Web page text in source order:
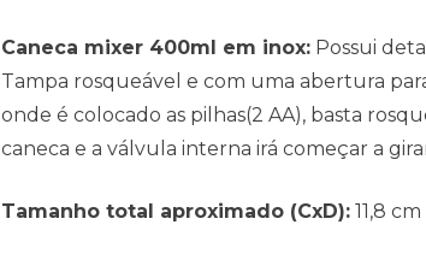
Caneca mixer 400ml em inox:Possui
Tampa rosqueável e com uma abertura
onde é colocado as pilhas(2 AA),basta
caneca e a válvula interna irá começar a
Tamanho total aproximado (CxD):11,8 cm